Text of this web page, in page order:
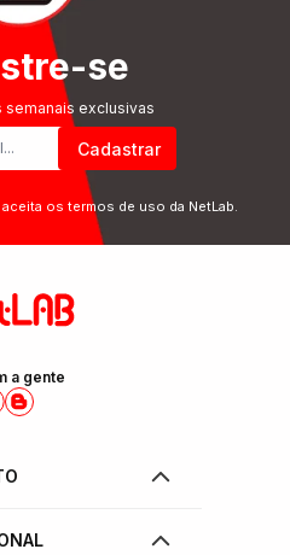
se
semanais exclusivas
Cadastrar
os termos de uso da NetLab.
a gente